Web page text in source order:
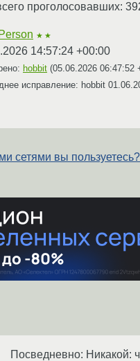
проголосовавших:
★★
14:57:24 +00:00
hobbit (05.06.2026 06:47:52
исправление: hobbit
сетями вы пользуетесь?
Посведневно: Никакой: